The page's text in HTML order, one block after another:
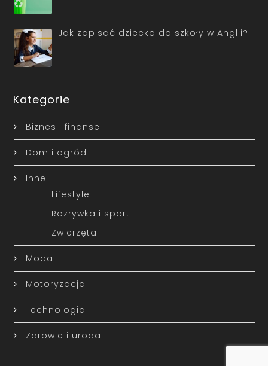
Jak zapisać dziecko do szkoły w Anglii?
Kategorie
Biznes i finanse
Dom i ogród
Inne
Lifestyle
Rozrywka i sport
Zwierzęta
Moda
Motoryzacja
Technologia
Zdrowie i uroda